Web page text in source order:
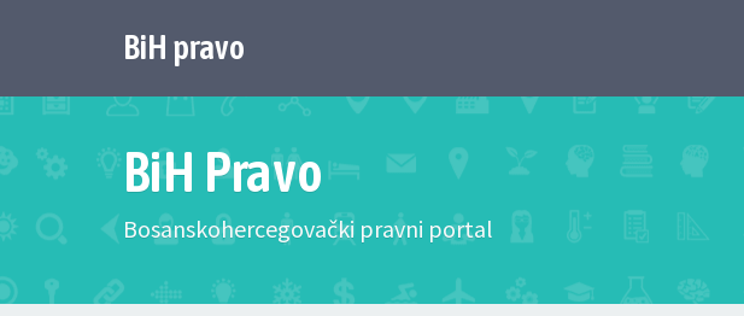
BiH pravo
BiH Pravo
Bosanskohercegovački pravni portal